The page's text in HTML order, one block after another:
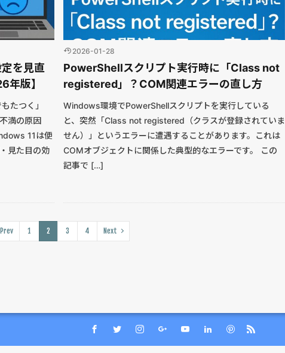
を見直
年版】
たつく」
満の原因
11は便
見た目の効
2026-01-28
PowerShellスクリプト実行時に「Class not
registered」？COM関連エラーの直し方
Windows環境でPowerShellスクリプトを実行している
と、突然「Class not registered（クラスが登録されていま
せん）」というエラーに遭遇することがあります。これは
COMオブジェクトに関係した典型的なエラーです。 この
記事で […]
Prev 1 2 3 4 Next